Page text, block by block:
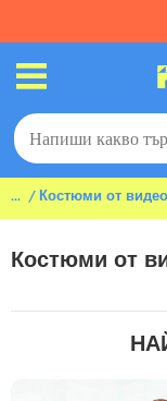
... Костюми от
Костюми от